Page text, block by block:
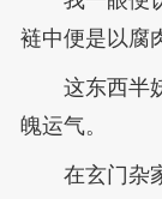
裢中便是以腐
这东西半
魄运气。
在玄门杂